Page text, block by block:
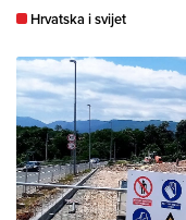
Hrvatska i svijet